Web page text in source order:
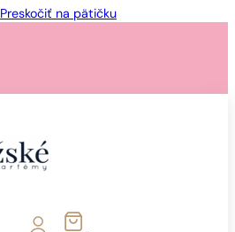
Preskočiť na pätičku